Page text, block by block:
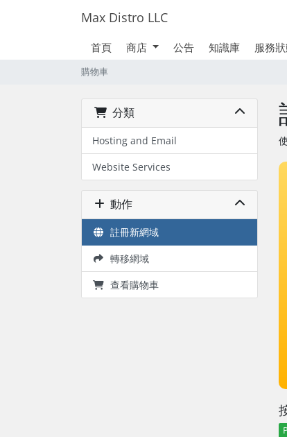
Max Distro LLC
首頁 商店 公告 知識庫 服務
購物車
分類
Hosting and Email
Website Services
動作
註冊新網域
轉移網域
查看購物車